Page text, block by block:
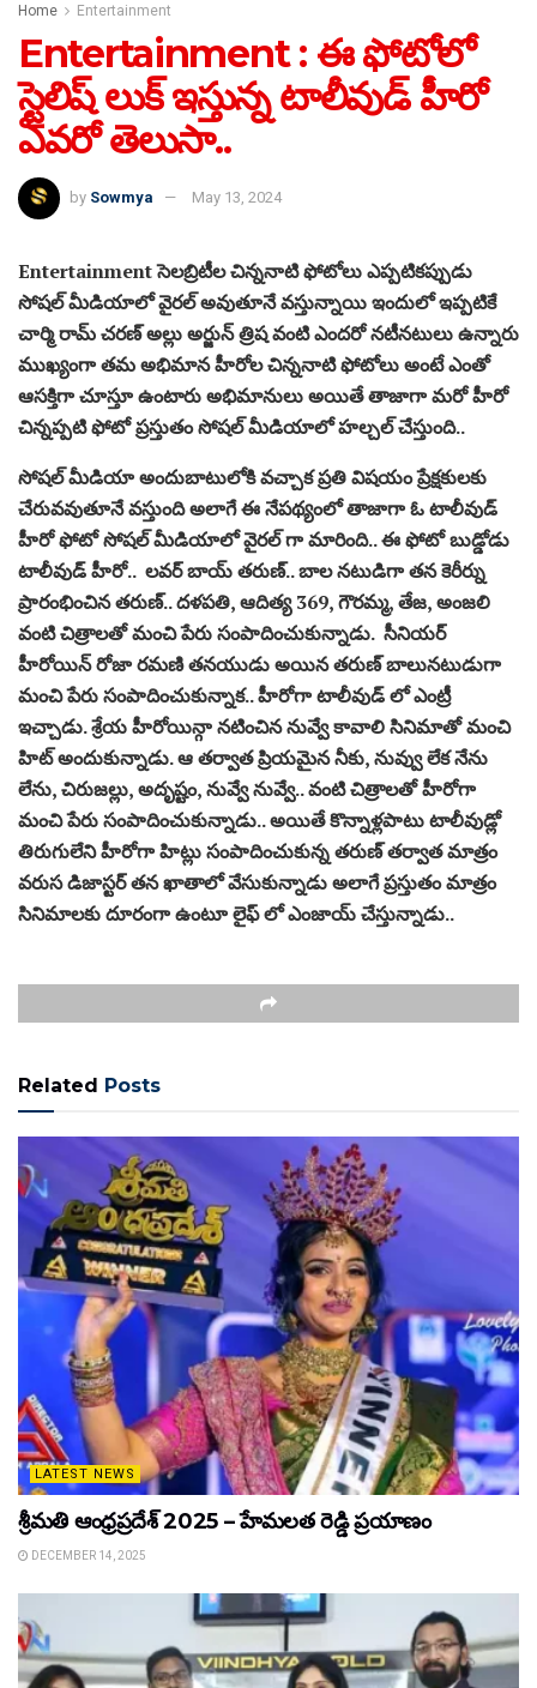
Home Entertainment
Entertainment : ఈ ఫోటోలో
స్టైలిష్ లుక్ ఇస్తున్న టాలీవుడ్ హీరో
ఎవరో తెలుసా..
by Sowmya May 13, 2024
Entertainment సెలబ్రిటీల చిన్ననాటి ఫోటోలు ఎప్పటికప్పుడు
సోషల్ మీడియాలో వైరల్ అవుతూనే వస్తున్నాయి ఇందులో ఇప్పటికే
చార్మి రామ్ చరణ్ అల్లు అర్జున్ త్రిష వంటి ఎందరో నటీనటులు ఉన్నారు
ముఖ్యంగా తమ అభిమాన హీరోల చిన్ననాటి ఫోటోలు అంటే ఎంతో
ఆసక్తిగా చూస్తూ ఉంటారు అభిమానులు అయితే తాజాగా మరో హీరో
చిన్నప్పటి ఫోటో ప్రస్తుతం సోషల్ మీడియాలో హల్చల్ చేస్తుంది..
సోషల్ మీడియా అందుబాటులోకి వచ్చాక ప్రతి విషయం ప్రేక్షకులకు
చేరువవుతూనే వస్తుంది అలాగే ఈ నేపథ్యంలో తాజాగా ఓ టాలీవుడ్
హీరో ఫోటో సోషల్ మీడియాలో వైరల్ గా మారింది.. ఈ ఫోటో బుడ్డోడు
టాలీవుడ్ హీరో.. లవర్ బాయ్ తరుణ్.. బాల నటుడిగా తన కెరీర్ను
ప్రారంభించిన తరుణ్.. దళపతి, ఆదిత్య 369, గౌరమ్మ, తేజ, అంజలి
వంటి చిత్రాలతో మంచి పేరు సంపాదించుకున్నాడు. సీనియర్
హీరోయిన్ రోజా రమణి తనయుడు అయిన తరుణ్ బాలునటుడుగా
మంచి పేరు సంపాదించుకున్నాక.. హీరోగా టాలీవుడ్ లో ఎంట్రీ
ఇచ్చాడు. శ్రేయ హీరోయిన్గా నటించిన నువ్వే కావాలి సినిమాతో మంచి
హిట్ అందుకున్నాడు. ఆ తర్వాత ప్రియమైన నీకు, నువ్వు లేక నేను
లేను, చిరుజల్లు, అదృష్టం, నువ్వే నువ్వే.. వంటి చిత్రాలతో హీరోగా
మంచి పేరు సంపాదించుకున్నాడు.. అయితే కొన్నాళ్లపాటు టాలీవుడ్లో
తిరుగులేని హీరోగా హిట్లు సంపాదించుకున్న తరుణ్ తర్వాత మాత్రం
వరుస డిజాస్టర్ తన ఖాతాలో వేసుకున్నాడు అలాగే ప్రస్తుతం మాత్రం
సినిమాలకు దూరంగా ఉంటూ లైఫ్ లో ఎంజాయ్ చేస్తున్నాడు..
Related Posts
LATEST NEWS
శ్రీమతి ఆంధ్రప్రదేశ్ 2025 – హేమలత రెడ్డి ప్రయాణం
DECEMBER 14, 2025